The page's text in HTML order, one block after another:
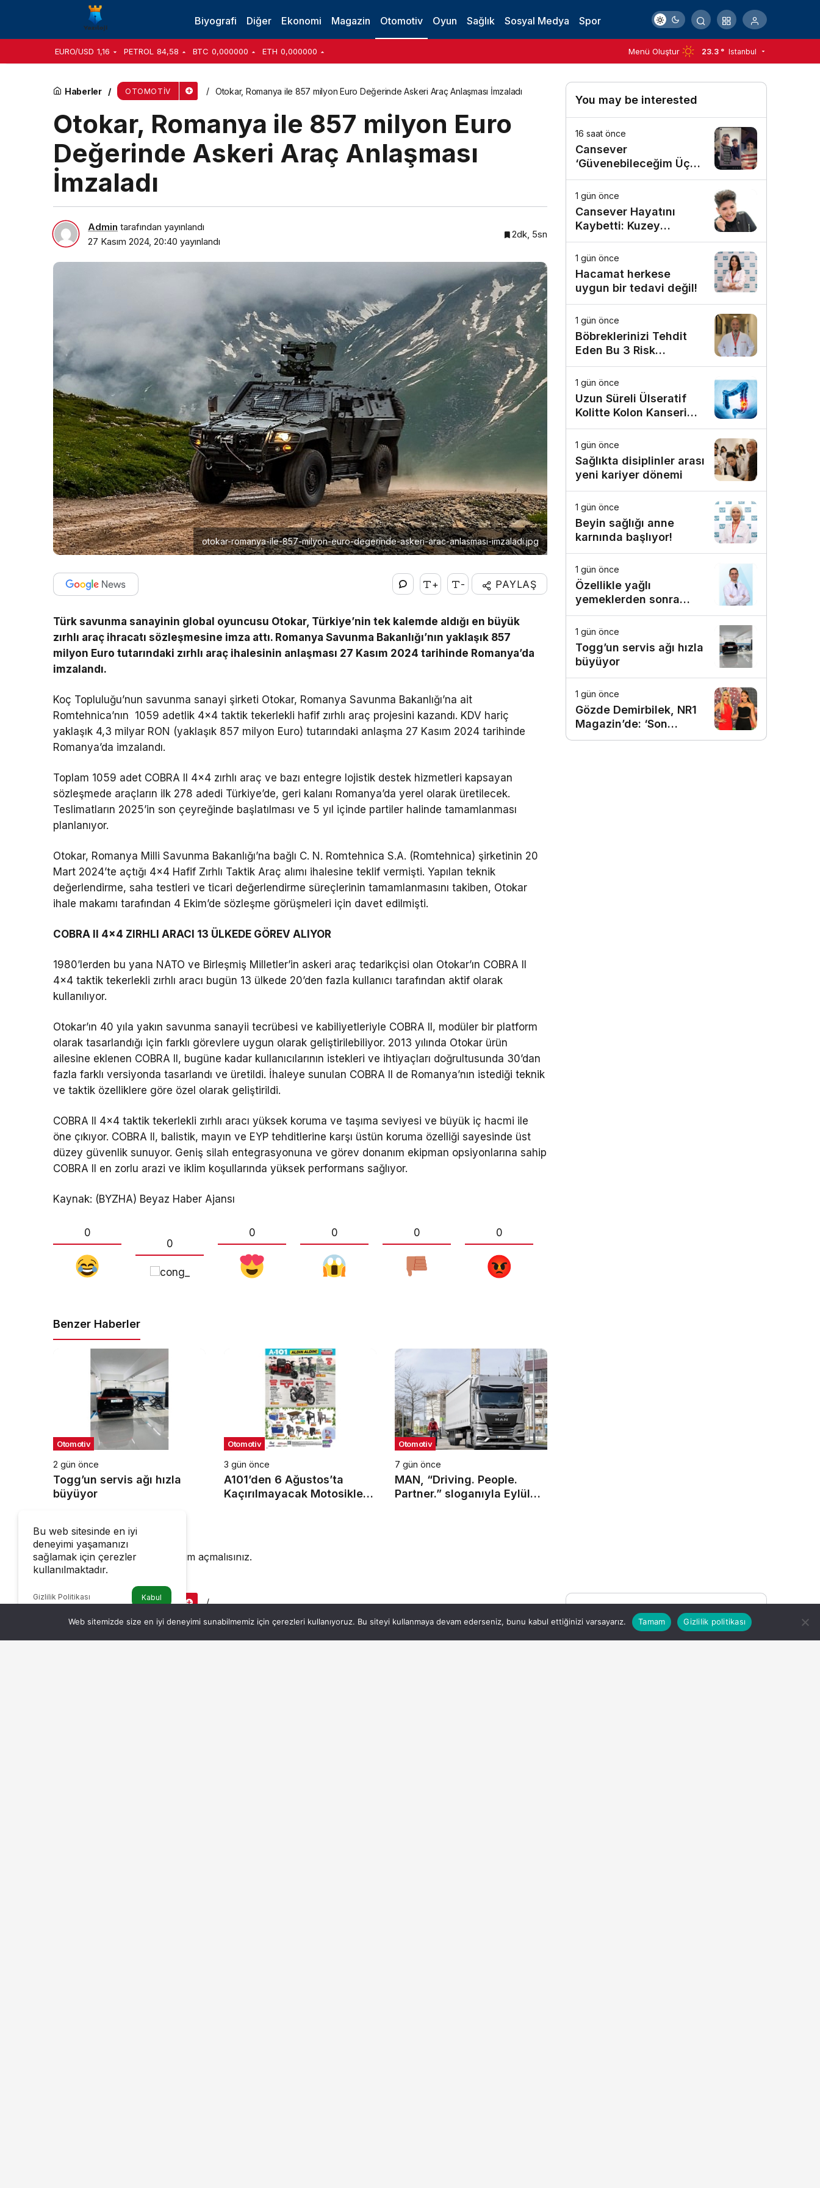
Biyografi Diğer Ekonomi Magazin Otomotiv Oyun Sağlık Sosyal Medya Spor
EURO/USD 1,16 PETROL 84,58 BTC 0,000000 ETH 0,000000 Menü Oluştur 23.3 ° Istanbul
Haberler OTOMOTIV Otokar, Romanya ile 857 milyon Euro Değerinde Askeri Araç Anlaşması İmzaladı
Otokar, Romanya ile 857 milyon Euro
Değerinde Askeri Araç Anlaşması
İmzaladı
Admin tarafından yayınlandı
27 Kasım 2024, 20:40 yayınlandı
2dk, 5sn
otokar-romanya-ile-857-milyon-euro-degerinde-askeri-arac-anlasmasi-imzaladi.jpg
+ - PAYLAŞ
Türk savunma sanayinin global oyuncusu Otokar, Türkiye’nin tek kalemde aldığı en büyük
zırhlı araç ihracatı sözleşmesine imza attı. Romanya Savunma Bakanlığı’nın yaklaşık 857
milyon Euro tutarındaki zırhlı araç ihalesinin anlaşması 27 Kasım 2024 tarihinde Romanya’da
imzalandı.
Koç Topluluğu’nun savunma sanayi şirketi Otokar, Romanya Savunma Bakanlığı’na ait
Romtehnica’nın 1059 adetlik 4×4 taktik tekerlekli hafif zırhlı araç projesini kazandı. KDV hariç
yaklaşık 4,3 milyar RON (yaklaşık 857 milyon Euro) tutarındaki anlaşma 27 Kasım 2024 tarihinde
Romanya’da imzalandı.
Toplam 1059 adet COBRA II 4×4 zırhlı araç ve bazı entegre lojistik destek hizmetleri kapsayan
sözleşmede araçların ilk 278 adedi Türkiye’de, geri kalanı Romanya’da yerel olarak üretilecek.
Teslimatların 2025’in son çeyreğinde başlatılması ve 5 yıl içinde partiler halinde tamamlanması
planlanıyor.
Otokar, Romanya Milli Savunma Bakanlığı’na bağlı C. N. Romtehnica S.A. (Romtehnica) şirketinin 20
Mart 2024’te açtığı 4×4 Hafif Zırhlı Taktik Araç alımı ihalesine teklif vermişti. Yapılan teknik
değerlendirme, saha testleri ve ticari değerlendirme süreçlerinin tamamlanmasını takiben, Otokar
ihale makamı tarafından 4 Ekim’de sözleşme görüşmeleri için davet edilmişti.
COBRA II 4×4 ZIRHLI ARACI 13 ÜLKEDE GÖREV ALIYOR
1980’lerden bu yana NATO ve Birleşmiş Milletler’in askeri araç tedarikçisi olan Otokar’ın COBRA II
4×4 taktik tekerlekli zırhlı aracı bugün 13 ülkede 20’den fazla kullanıcı tarafından aktif olarak
kullanılıyor.
Otokar’ın 40 yıla yakın savunma sanayii tecrübesi ve kabiliyetleriyle COBRA II, modüler bir platform
olarak tasarlandığı için farklı görevlere uygun olarak geliştirilebiliyor. 2013 yılında Otokar ürün
ailesine eklenen COBRA II, bugüne kadar kullanıcılarının istekleri ve ihtiyaçları doğrultusunda 30’dan
fazla farklı versiyonda tasarlandı ve üretildi. İhaleye sunulan COBRA II de Romanya’nın istediği teknik
ve taktik özelliklere göre özel olarak geliştirildi.
COBRA II 4×4 taktik tekerlekli zırhlı aracı yüksek koruma ve taşıma seviyesi ve büyük iç hacmi ile
öne çıkıyor. COBRA II, balistik, mayın ve EYP tehditlerine karşı üstün koruma özelliği sayesinde üst
düzey güvenlik sunuyor. Geniş silah entegrasyonuna ve görev donanım ekipman opsiyonlarına sahip
COBRA II en zorlu arazi ve iklim koşullarında yüksek performans sağlıyor.
Kaynak: (BYZHA) Beyaz Haber Ajansı
0
0
0 0 0 0
Benzer Haberler
Otomotiv
2 gün önce
Togg’un servis ağı hızla
büyüyor
Otomotiv
3 gün önce
A101’den 6 Ağustos’ta
Kaçırılmayacak Motosiklet
Otomotiv
7 gün önce
MAN, “Driving. People.
Partner.” sloganıyla Eylül
Bir Cevap Yaz
Yorum yapabilmek için oturum açmalısınız.
You may be interested
16 saat önce
Cansever
‘Güvenebileceğim Üç
İnsandan Biri’ Demişti:
Mahmut Görgen’den
Cansever’e Duygusal
Veda
1 gün önce
Cansever Hayatını
Kaybetti: Kuzey
Makedonya’da Toprağa
Verilecek
1 gün önce
Hacamat herkese
uygun bir tedavi değil!
1 gün önce
Böbreklerinizi Tehdit
Eden Bu 3 Risk
Faktörüne Dikkat!
1 gün önce
Uzun Süreli Ülseratif
Kolitte Kolon Kanseri
Riski Artıyor mu?
1 gün önce
Sağlıkta disiplinler arası
yeni kariyer dönemi
1 gün önce
Beyin sağlığı anne
karnında başlıyor!
1 gün önce
Özellikle yağlı
yemeklerden sonra
başlıyorsa, gecikmeyin
1 gün önce
Togg’un servis ağı hızla
büyüyor
1 gün önce
Gözde Demirbilek, NR1
Magazin’de: ‘Son
assolist olarak var
Haberler OTOMOTIV
Bursa’dan Gururla Tüm Türkiye’ye Gelsin: Yeni Renault Duster’ın Üretimi Bursa’da Başladı
Bursa’dan Gururla Tüm Türkiye’ye
Bursa’dan Gururla Tüm Türkiye’ye Gelsin: Yeni Renault Duster’ın Üretimi Bursa’da Başladı
You may be interested
Bu web sitesinde en iyi
deneyimi yaşamanızı
sağlamak için çerezler
kullanılmaktadır.
Gizlilik Politikası Kabul
Web sitemizde size en iyi deneyimi sunabilmemiz için çerezleri kullanıyoruz. Bu siteyi kullanmaya devam ederseniz, bunu kabul ettiğinizi varsayarız. Tamam Gizlilik politikası